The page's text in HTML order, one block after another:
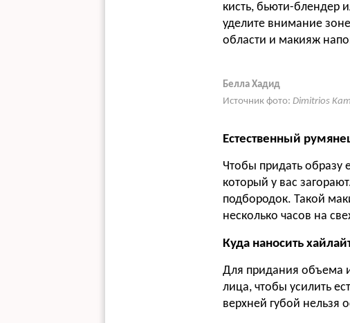
кисть, бьюти-блендер
уделите внимание
области и макияж
Белла Хадид
Источник фото: Dimitrios
Естественный
Чтобы придать образу
который у вас
подбородок. Такой
несколько часов на
Куда наносить
Для придания объема
лица, чтобы усилить
верхней губой нельзя